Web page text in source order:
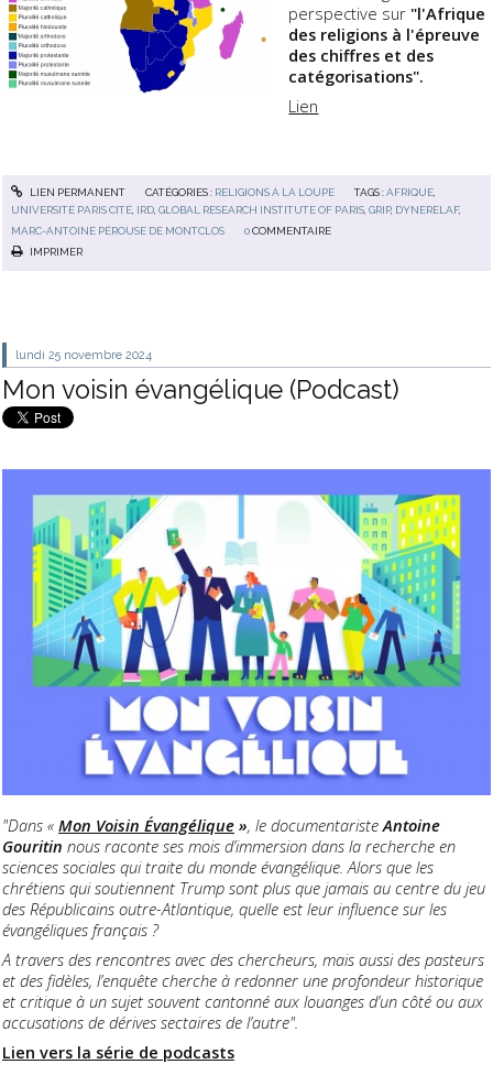
perspective sur "l'Afrique
des religions à l'épreuve
des chiffres et des
catégorisations".
Lien
LIEN PERMANENT CATÉGORIES : RELIGIONS À LA LOUPE TAGS :AFRIQUE,
UNIVERSITÉ PARIS CITÉ, IRD,GLOBAL RESEARCH INSTITUTE OF PARIS,GRIP, DYNERELAF,
MARC-ANTOINE PÉROUSE DE MONTCLOS
0 COMMENTAIRE
IMPRIMER
lundi 25 novembre 2024
Mon voisin évangélique (Podcast)
"Dans « Mon Voisin Évangélique », le documentariste Antoine
Gouritin nous raconte ses mois d’immersion dans la recherche en
sciences sociales qui traite du monde évangélique. Alors que les
chrétiens qui soutiennent Trump sont plus que jamais au centre du jeu
des Républicains outre-Atlantique, quelle est leur influence sur les
évangéliques français ?
A travers des rencontres avec des chercheurs, mais aussi des pasteurs
et des fidèles, l’enquête cherche à redonner une profondeur historique
et critique à un sujet souvent cantonné aux louanges d’un côté ou aux
accusations de dérives sectaires de l’autre".
Lien vers la série de podcasts